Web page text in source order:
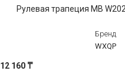
Рулевая трапеция MB
Бренд
WXQP
12 160 ₸